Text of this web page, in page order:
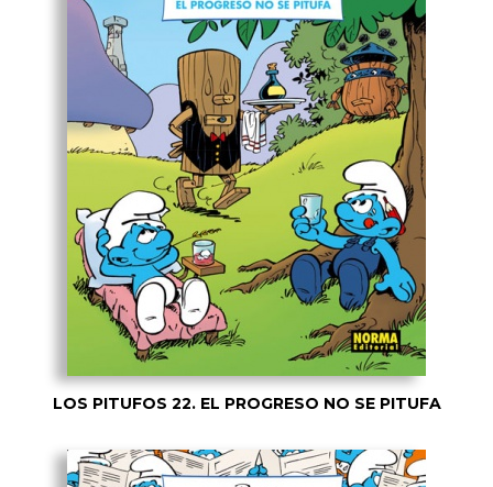
LOS PITUFOS 22. EL PROGRESO NO SE PITUFA